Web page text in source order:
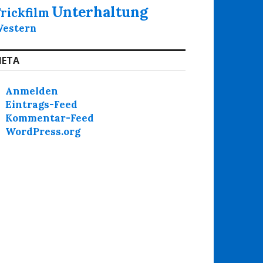
Unterhaltung
Anmelden
Eintrags-Feed
Kommentar-Feed
WordPress.org